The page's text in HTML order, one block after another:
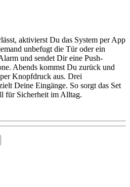
aktivierst Du das System per App
unbefugt die Tür oder ein
und sendet Dir eine Push-
Abends kommst Du zurück und
Knopfdruck aus. Drei
Deine Eingänge. So sorgt das Set
für Sicherheit im Alltag.